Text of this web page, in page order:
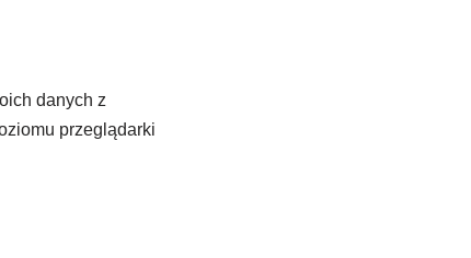
danych z
przeglądarki